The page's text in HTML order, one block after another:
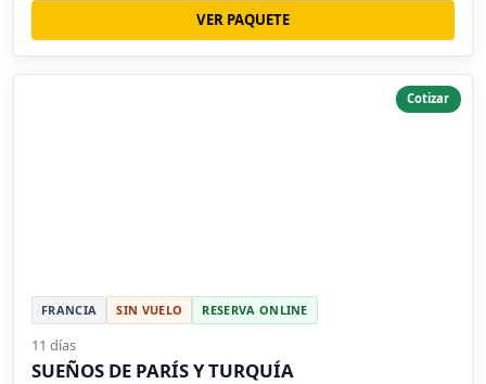
VER PAQUETE
Cotizar
FRANCIA SIN VUELO RESERVA ONLINE
11 días
SUEÑOS DE PARÍS Y TURQUÍA